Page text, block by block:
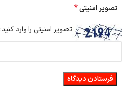
تصویر امنیتی*
تصویر امنیتی را وارد کنید: